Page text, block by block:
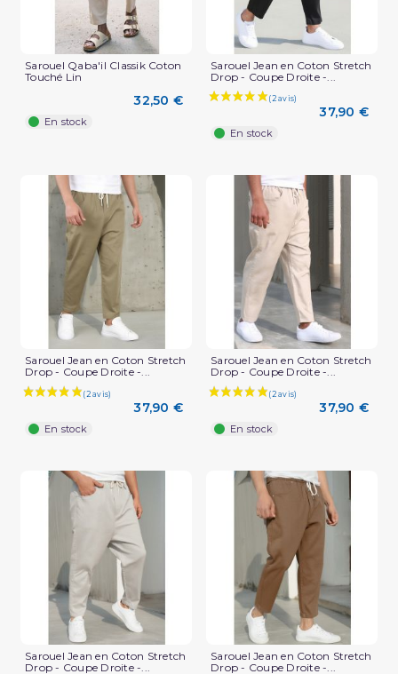
Sarouel Qaba'il Classik Coton
Touché Lin
32,50 €
En stock
Sarouel Jean en Coton Stretch
Drop - Coupe Droite -...
37,90 €
En stock
Sarouel Jean en Coton Stretch
Drop - Coupe Droite -...
37,90 €
En stock
Sarouel Jean en Coton Stretch
Drop - Coupe Droite -...
37,90 €
En stock
Sarouel Jean en Coton Stretch
Drop - Coupe Droite -...
Sarouel Jean en Coton Stretch
Drop - Coupe Droite -...